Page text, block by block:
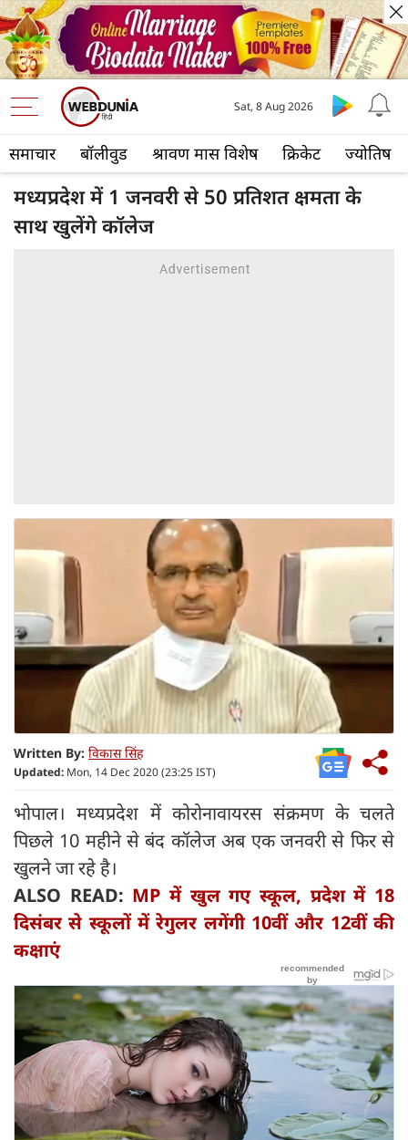
समाचार बॉलीवुड श्रावण मास विशेष क्रिकेट ज्योतिष
Sat, 8 Aug 2026
मध्यप्रदेश में 1 जनवरी से 50 प्रतिशत क्षमता के
साथ‌ खुलेंगे‌ कॉलेज
Written By: विकास सिंह
Updated: Mon, 14 Dec 2020 (23:25 IST)
भोपाल‌। मध्यप्रदेश में कोरोनावायरस संक्रमण के चलते
पिछले 10 महीने से बंद कॉलेज अब एक जनवरी से फिर से
खुलने जा रहे है।
ALSO READ: MP में खुल गए स्कूल, प्रदेश ‌में 18
दिसंबर से स्कूलों में रेगुलर लगेंगी 10वीं और 12वीं की
कक्षाएं